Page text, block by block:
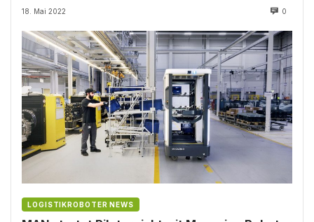
18. Mai 2022 0
LOGISTIKROBOTER NEWS